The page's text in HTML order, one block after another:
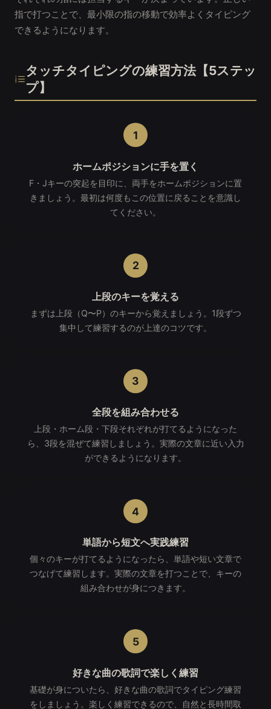
指で打つことで、最小限の指の移動で効率よくタイピング
できるようになります。
タッチタイピングの練習方法【5ステッ
プ】
1
ホームポジションに手を置く
F・Jキーの突起を目印に、両手をホームポジションに置
きましょう。最初は何度もこの位置に戻ることを意識し
てください。
2
上段のキーを覚える
まずは上段（Q〜P）のキーから覚えましょう。1段ずつ
集中して練習するのが上達のコツです。
3
全段を組み合わせる
上段・ホーム段・下段それぞれが打てるようになった
ら、3段を混ぜて練習しましょう。実際の文章に近い入力
ができるようになります。
4
単語から短文へ実践練習
個々のキーが打てるようになったら、単語や短い文章で
つなげて練習します。実際の文章を打つことで、キーの
組み合わせが身につきます。
5
好きな曲の歌詞で楽しく練習
基礎が身についたら、好きな曲の歌詞でタイピング練習
をしましょう。楽しく練習できるので、自然と長時間取